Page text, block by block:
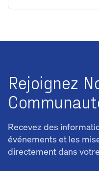
Rejoignez
Recevez des
événements et les
directement dans